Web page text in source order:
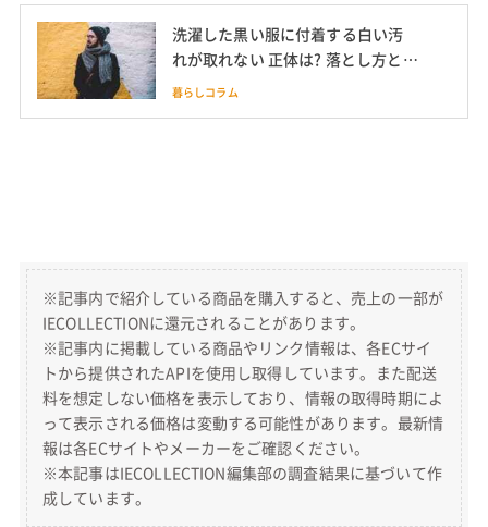
洗濯した黒い服に付着する白い汚
れが取れない 正体は? 落とし方と予
防法も
暮らしコラム
※記事内で紹介している商品を購入すると、売上の一部が
IECOLLECTIONに還元されることがあります。
※記事内に掲載している商品やリンク情報は、各ECサイ
トから提供されたAPIを使用し取得しています。また配送
料を想定しない価格を表示しており、情報の取得時期によ
って表示される価格は変動する可能性があります。最新情
報は各ECサイトやメーカーをご確認ください。
※本記事はIECOLLECTION編集部の調査結果に基づいて作
成しています。